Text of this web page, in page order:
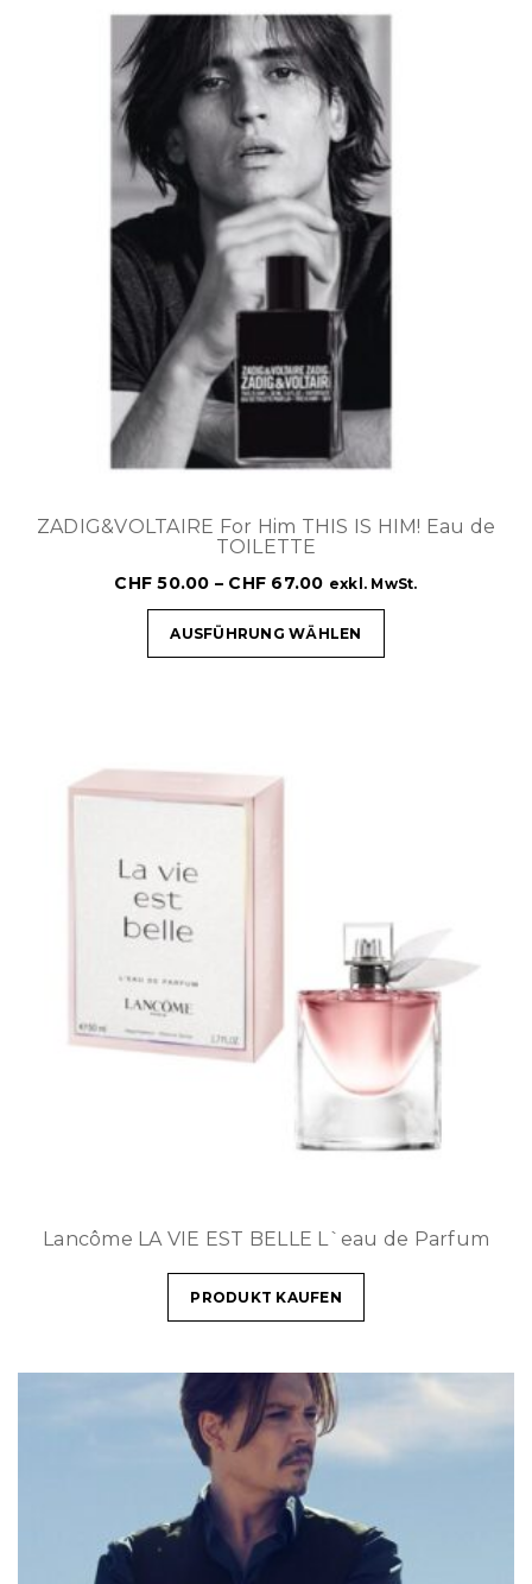
ZADIG&VOLTAIRE For Him THIS IS HIM! Eau de
TOILETTE
CHF 50.00 – CHF 67.00 exkl. MwSt.
AUSFÜHRUNG WÄHLEN
Lancôme LA VIE EST BELLE L`eau de Parfum
PRODUKT KAUFEN